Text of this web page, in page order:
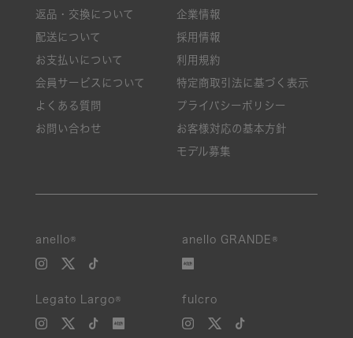
返品・交換について
配送について
お支払いについて
会員サービスについて
よくある質問
お問い合わせ
企業情報
採用情報
利用規約
特定商取引法に基づく表示
プライバシーポリシー
お客様対応の基本方針
モデル募集
anello® anello GRANDE®
Legato Largo® fulcro